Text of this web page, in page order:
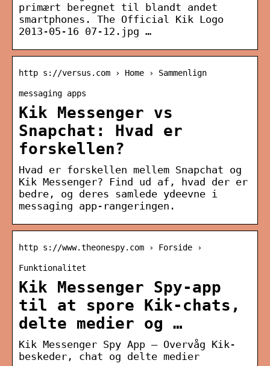
primært beregnet til blandt andet
smartphones. The Official Kik Logo
2013-05-16 07-12.jpg …
http s://versus.com › Home › Sammenlign
messaging apps
Kik Messenger vs
Snapchat: Hvad er
forskellen?
Hvad er forskellen mellem Snapchat og
Kik Messenger? Find ud af, hvad der er
bedre, og deres samlede ydeevne i
messaging app-rangeringen.
http s://www.theonespy.com › Forside ›
Funktionalitet
Kik Messenger Spy-app
til at spore Kik-chats,
delte medier og …
Kik Messenger Spy App – Overvåg Kik-
beskeder, chat og delte medier